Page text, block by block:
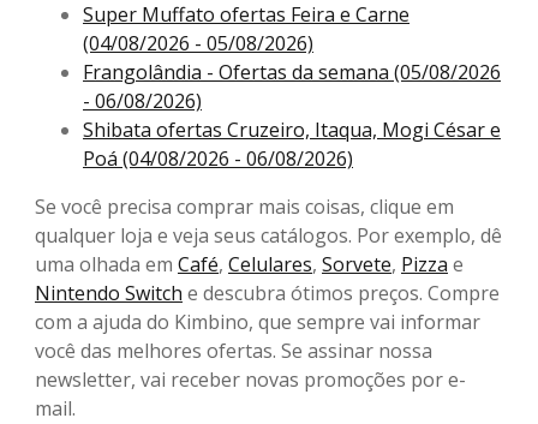
Super Muffato ofertas Feira e Carne
(04/08/2026 - 05/08/2026)
Frangolândia - Ofertas da semana (05/08/2026
- 06/08/2026)
Shibata ofertas Cruzeiro, Itaqua, Mogi César e
Poá (04/08/2026 - 06/08/2026)
Se você precisa comprar mais coisas, clique em
qualquer loja e veja seus catálogos. Por exemplo, dê
uma olhada em Café, Celulares, Sorvete, Pizza e
Nintendo Switch e descubra ótimos preços. Compre
com a ajuda do Kimbino, que sempre vai informar
você das melhores ofertas. Se assinar nossa
newsletter, vai receber novas promoções por e-
mail.